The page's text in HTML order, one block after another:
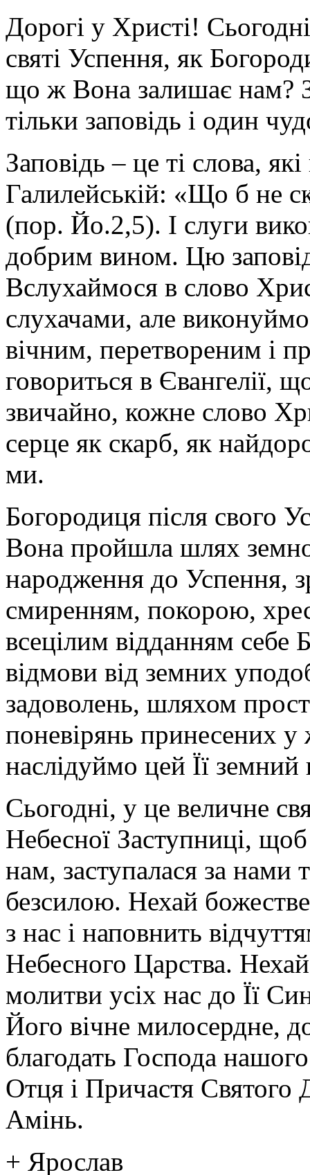
Дорогі у Христі!
святі Успення, як
що ж Вона залишає нам?
тільки заповідь і один
Заповідь – це ті слова,
Галилейській: «Що б не
(пор. Йо.2,5). І слуги
добрим вином. Цю
Вслухаймося в слово
слухачами, але виконуймо
вічним, перетвореним і
говориться в Євангелії,
звичайно, кожне слово
серце як скарб, як
ми.
Богородиця після свого
Вона пройшла шлях
народження до Успення,
смиренням, покорою,
всецілим відданням
відмови від земних
задоволень, шляхом
поневірянь принесених у
наслідуймо цей Її
Сьогодні, у це величне
Небесної Заступниці,
нам, заступалася за нами
безсилою. Нехай
з нас і наповнить
Небесного Царства.
молитви усіх нас до Її
Його вічне милосердне,
благодать Господа
Отця і Причастя Святого
Амінь.
+ Ярослав